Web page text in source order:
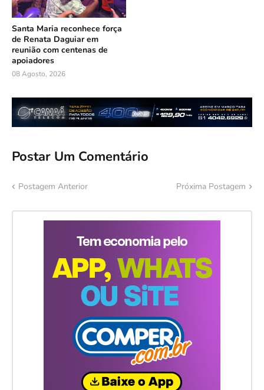
Santa Maria reconhece força
de Renata Daguiar em
reunião com centenas de
apoiadores
08 Agosto, 2026
Postar Um Comentário
Postagem Anterior Próxima Postagem